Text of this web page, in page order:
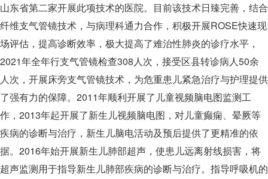
山东省第二家开展此项技术的医院。目前该技术日臻完善，结合
纤维支气管镜技术，与病理科通力合作，积极开展ROSE快速现
场评估，提高诊断效率，极大提高了难治性肺炎的诊疗水平，
2021年全年行支气管镜检查308人次，接受区县转诊病人50余
人次，开展床旁支气管镜技术，为危重患儿紧急治疗与护理提供
了强有力的保障。2011年顺利开展了儿童视频脑电图监测工
作，2013年起开展了新生儿视频脑电图，对儿童癫痫、晕厥等
疾病的诊断与治疗，新生儿脑电活动及预后提供了更精准的依
据。2016年始开展新生儿肺部超声，使患儿远离射线损害，将
超声监测用于指导新生儿肺部疾病的诊断与治疗。指导呼吸机的